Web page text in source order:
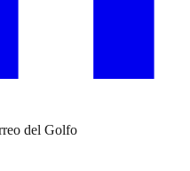
del Golfo